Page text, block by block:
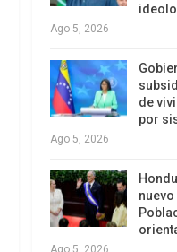
Ago 5, 2026
de
por
Ago 5, 2026
Ago 5, 2026